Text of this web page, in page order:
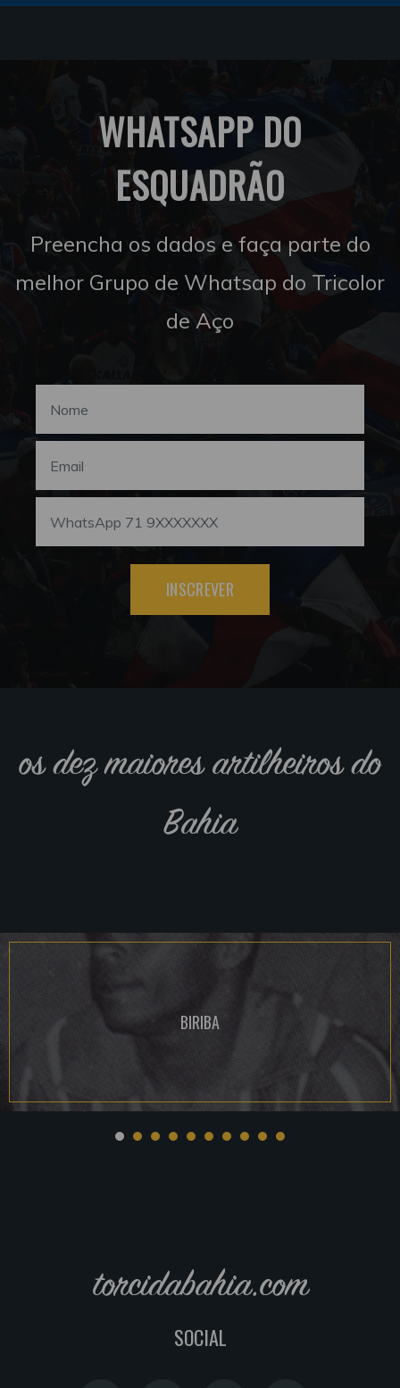
WHATSAPP DO
ESQUADRÃO
Preencha os dados e faça parte do
melhor Grupo de Whatsap do Tricolor
de Aço
INSCREVER
os dez maiores artilheiros do
Bahia
BIRIBA
torcidabahia.com
SOCIAL